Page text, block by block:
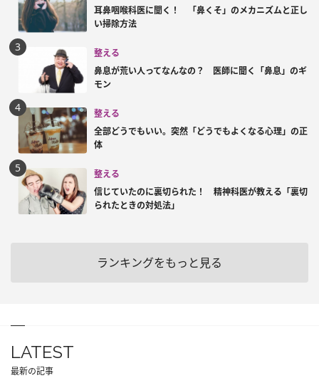
耳鼻咽喉科医に聞く！ 「鼻くそ」のメカニズムと正し
い掃除方法
整える
鼻息が荒い人ってなんなの？ 医師に聞く「鼻息」のギ
モン
整える
全部どうでもいい。突然「どうでもよくなる心理」の正
体
整える
信じていたのに裏切られた！ 精神科医が教える「裏切
られたときの対処法」
ランキングをもっと見る
LATEST
最新の記事